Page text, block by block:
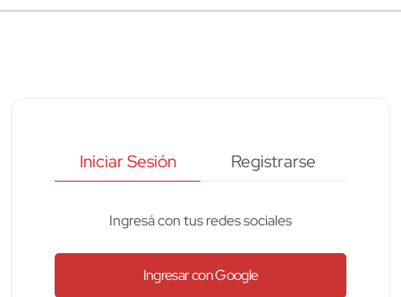
Iniciar Sesión Registrarse
Ingresá con tus redes sociales
Ingresar con Google